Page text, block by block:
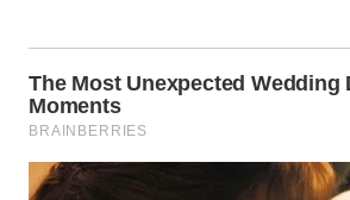
WN
WN
GORONTALO